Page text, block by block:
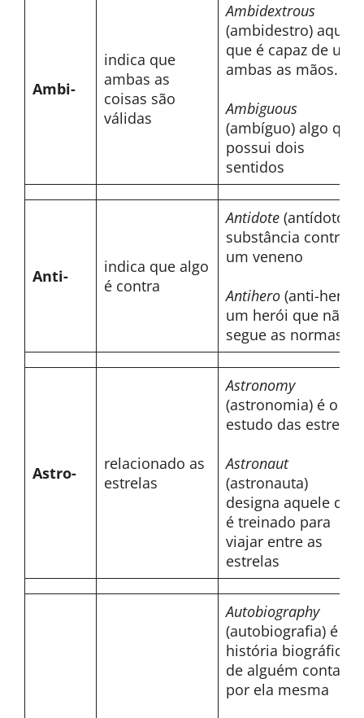
Ambi-
indica que
ambas as
coisas são
válidas
Ambidextrous
(ambidestro) aquele
que é capaz de usar
ambas as mãos.
Ambiguous
(ambíguo) algo que
possui dois
sentidos
Anti-
indica que algo
é contra
Antidote (antídoto)
substância contra
um veneno
Antihero (anti-herói)
um herói que não
segue as normas
Astro-
relacionado as
estrelas
Astronomy
(astronomia) é o
estudo das estrelas
Astronaut
(astronauta)
designa aquele que
é treinado para
viajar entre as
estrelas
Autobiography
(autobiografia) é a
história biográfica
de alguém contada
por ela mesma